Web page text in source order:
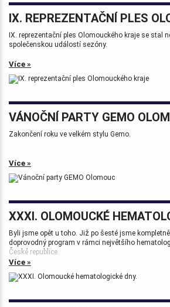
IX. reprezentační ples Olomouckého kraje se stal
společenskou událostí sezóny.
Více »
VÁNOČNÍ PARTY GEMO
Zakončení roku ve velkém stylu Gemo.
Více »
Byli jsme opět u toho. Již po šesté jsme
doprovodný program v rámci největšího
České republice.
Tak zase za rok na viděnou přátelé.
Více »